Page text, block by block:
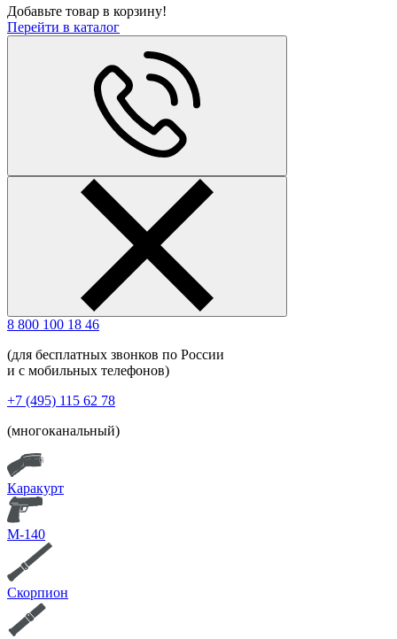
Добавьте товар в корзину!
Перейти в каталог
8 800 100 18 46
(для бесплатных звонков по России
и с мобильных телефонов)
+7 (495) 115 62 78
(многоканальный)
Каракурт
М-140
Скорпион